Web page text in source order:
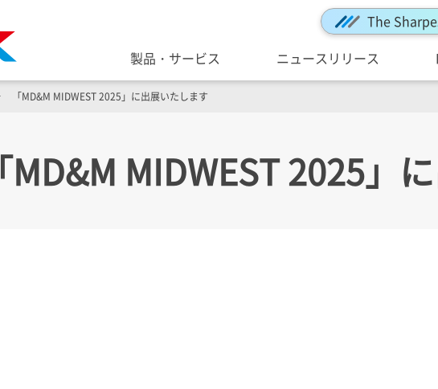
The
製品・サービス ニュースリリース
「MD&M MIDWEST 2025」に出展いたします
「MD&M MIDWEST 2025」